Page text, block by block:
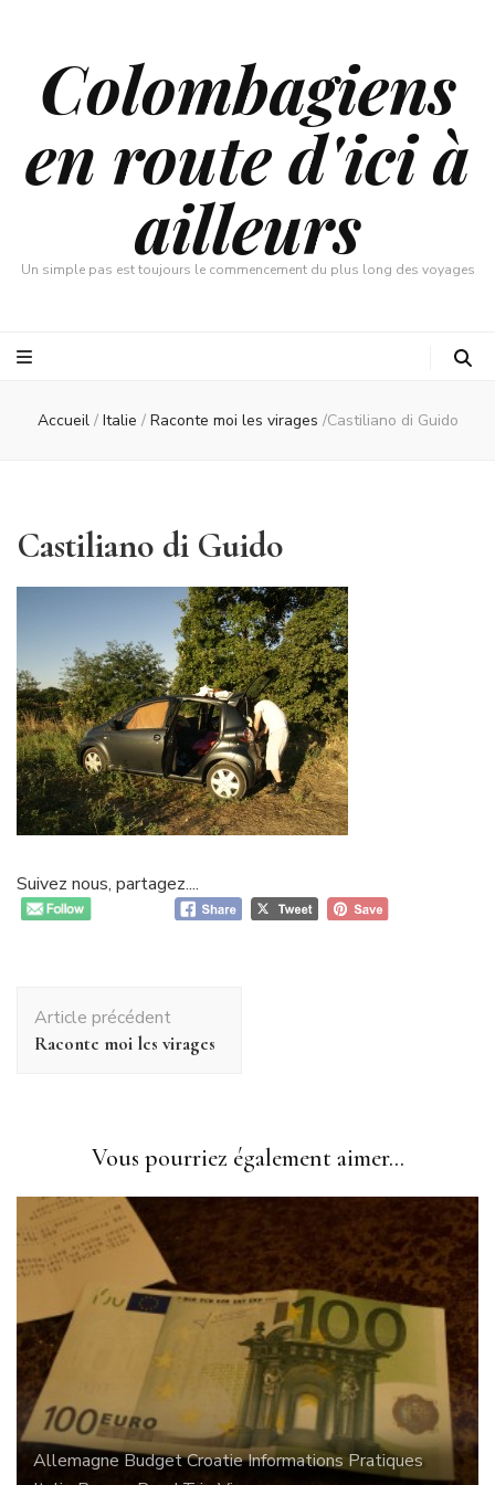
Colombagiens
en route d'ici à
ailleurs
Un simple pas est toujours le commencement du plus long des voyages
Accueil / Italie / Raconte moi les virages /Castiliano di Guido
Castiliano di Guido
Suivez nous, partagez....
d'article
Article précédent
Raconte moi les virages
Vous pourriez également aimer...
AllemagneBudgetCroatieInformations Pratiques